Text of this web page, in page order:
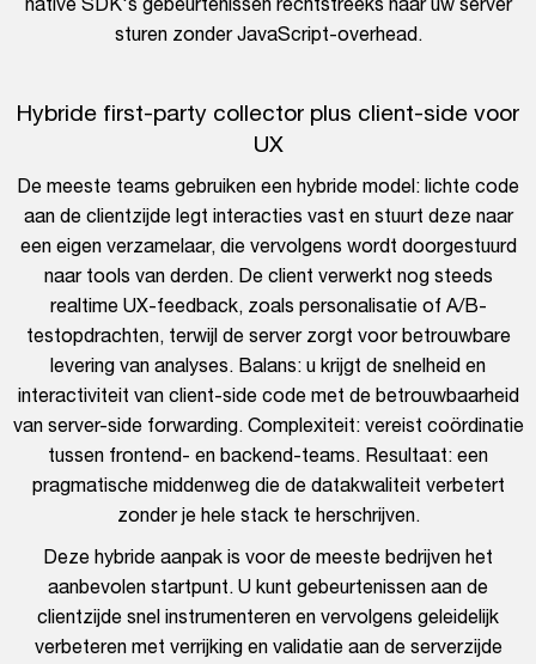
sturen zonder JavaScript-overhead.
Hybride first-party collector plus client-side voor
UX
De meeste teams gebruiken een hybride model: lichte code
aan de clientzijde legt interacties vast en stuurt deze naar
een eigen verzamelaar, die vervolgens wordt doorgestuurd
naar tools van derden. De client verwerkt nog steeds
realtime UX-feedback, zoals personalisatie of A/B-
testopdrachten, terwijl de server zorgt voor betrouwbare
levering van analyses. Balans: u krijgt de snelheid en
interactiviteit van client-side code met de betrouwbaarheid
van server-side forwarding. Complexiteit: vereist coördinatie
tussen frontend- en backend-teams. Resultaat: een
pragmatische middenweg die de datakwaliteit verbetert
zonder je hele stack te herschrijven.
Deze hybride aanpak is voor de meeste bedrijven het
aanbevolen startpunt. U kunt gebeurtenissen aan de
clientzijde snel instrumenteren en vervolgens geleidelijk
verbeteren met verrijking en validatie aan de serverzijde